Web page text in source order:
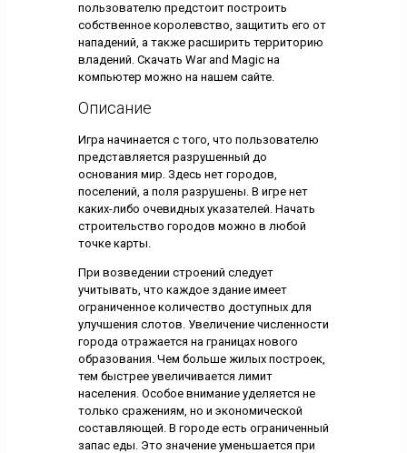
пользователю предстоит построить
собственное королевство, защитить его от
нападений, а также расширить территорию
владений. Скачать War and Magic на
компьютер можно на нашем сайте.
Описание
Игра начинается с того, что пользователю
представляется разрушенный до
основания мир. Здесь нет городов,
поселений, а поля разрушены. В игре нет
каких-либо очевидных указателей. Начать
строительство городов можно в любой
точке карты.
При возведении строений следует
учитывать, что каждое здание имеет
ограниченное количество доступных для
улучшения слотов. Увеличение численности
города отражается на границах нового
образования. Чем больше жилых построек,
тем быстрее увеличивается лимит
населения. Особое внимание уделяется не
только сражениям, но и экономической
составляющей. В городе есть ограниченный
запас еды. Это значение уменьшается при